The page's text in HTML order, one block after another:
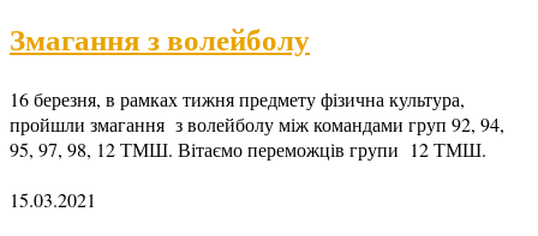
Змагання з волейболу
16 березня, в рамках тижня предмету фізична культура,
пройшли змагання з волейболу між командами груп 92, 94,
95, 97, 98, 12 ТМШ. Вітаємо переможців групи 12 ТМШ.
15.03.2021